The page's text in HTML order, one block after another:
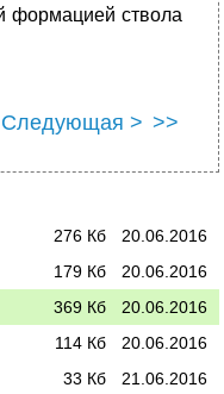
формацией ствола
Следующая > >>
20.06.2016
276 Кб
20.06.2016
179 Кб
20.06.2016
369 Кб
20.06.2016
114 Кб
21.06.2016
33 Кб